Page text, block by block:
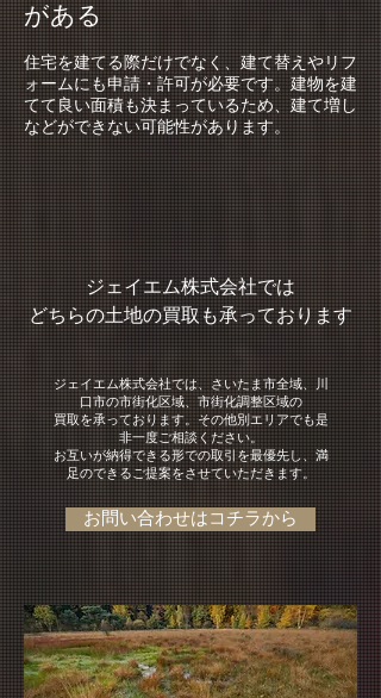
がある
住宅を建てる際だけでなく、建て替えやリフ
ォームにも申請・許可が必要です。建物を建
てて良い面積も決まっているため、建て増し
などができない可能性があります。
ジェイエム株式会社では
​どちらの土地の買取も承っております
ジェイエム株式会社では、さいたま市全域、川
口市の市街化区域、市街化調整区域の
​買取を承っております。その他別エリアでも是
非一度ご相談ください。
​お互いが納得できる形での取引を最優先し、満
足のできるご提案をさせていただきます。
お問い合わせはコチラから